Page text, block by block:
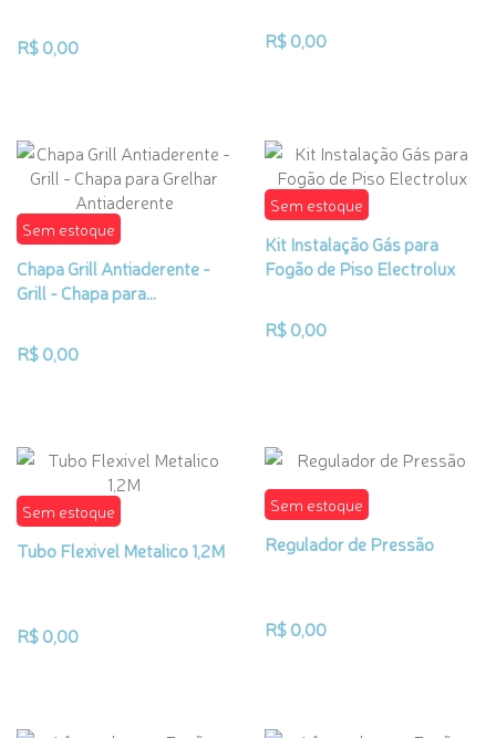
R$ 0,00 R$ 0,00
Sem estoque
Chapa Grill Antiaderente -
Grill - Chapa para...
R$ 0,00
Sem estoque
Kit Instalação Gás para
Fogão de Piso Electrolux
R$ 0,00
Sem estoque
Tubo Flexivel Metalico 1,2M
R$ 0,00
Sem estoque
Regulador de Pressão
R$ 0,00